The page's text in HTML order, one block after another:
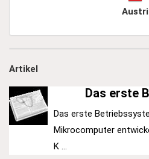
Artikel
Das erste
Das erste
Mikrocomputer
K ...